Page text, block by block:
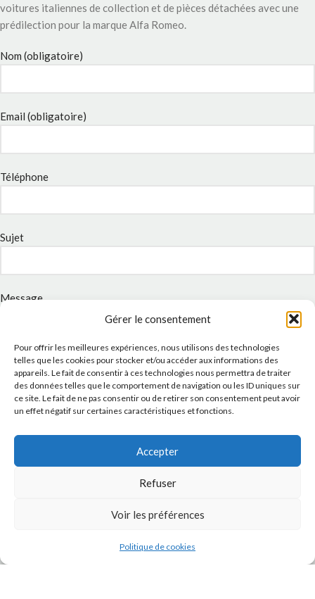
Gérer le consentement
Pour offrir les meilleures expériences, nous utilisons des technologies
telles que les cookies pour stocker et/ou accéder aux informations des
appareils. Le fait de consentir à ces technologies nous permettra de traiter
des données telles que le comportement de navigation ou les ID uniques sur
ce site. Le fait de ne pas consentir ou de retirer son consentement peut avoir
un effet négatif sur certaines caractéristiques et fonctions.
Accepter
Refuser
Voir les préférences
Politique de cookies
voitures italiennes de collection et de pièces détachées avec une
prédilection pour la marque Alfa Romeo.
Nom (obligatoire)
Email (obligatoire)
Téléphone
Sujet
Message
J'accepte la